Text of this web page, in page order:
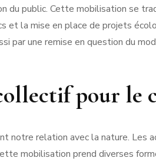
du public. Cette mobilisation se
et la mise en place de projets
par une remise en question du
pour le
notre relation avec la nature. Les
mobilisation prend diverses